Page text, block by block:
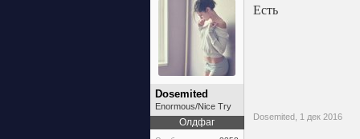
Dosemited
Enormous/Nice Try
Олдфаг
Есть
Dosemited, 1 дек 2016